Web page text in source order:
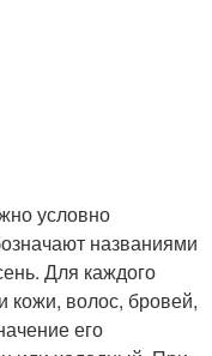
условно
названиями
Для каждого
кожи, волос, бровей,
его